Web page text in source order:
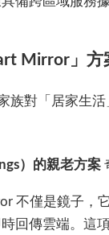
Mirror」方
族對「居家生
）的親老方案
不僅是鏡子，
回傳雲端。這